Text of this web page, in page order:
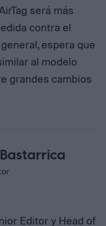
será más
contra el
espera que
al modelo
grandes cambios
Editor y Head of